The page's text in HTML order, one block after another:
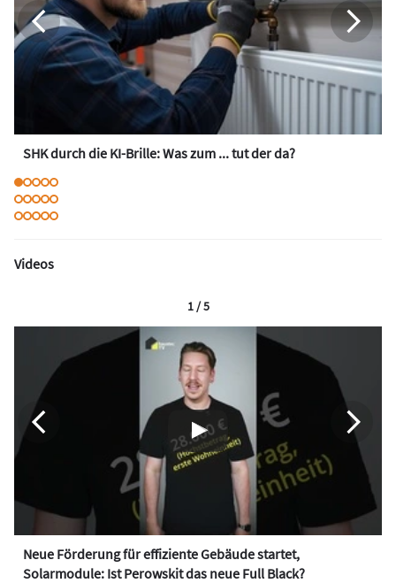
SHK durch die KI-Brille: Was zum ... tut der da?
Videos
Neue Förderung für effiziente Gebäude startet,
Solarmodule: Ist Perowskit das neue Full Black?
1 / 5